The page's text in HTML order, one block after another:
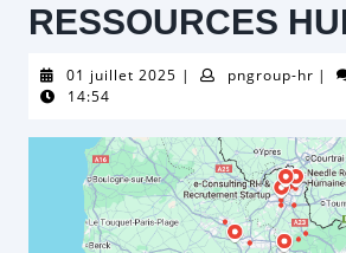
RESSOURCES
01 juillet 2025 01| pngroup-hr |
14:54